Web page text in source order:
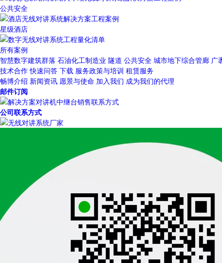
公共安全
星级酒店
所有案例
智慧数字建筑群落 石油化工制造业 隧道 公共安全 城市地下综合管廊 广
技术合作 快速问答 下载 服务政策与培训 租赁服务
畅博介绍 新闻资讯 愿景与使命 加入我们 成为我们的代理
邮件订阅
公司联系方式